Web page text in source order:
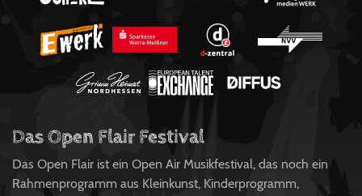
Das Open Flair Festival
Das Open Flair ist ein Open Air Musikfestival, das noch ein
Rahmenprogramm aus Kleinkunst, Kinderprogramm,